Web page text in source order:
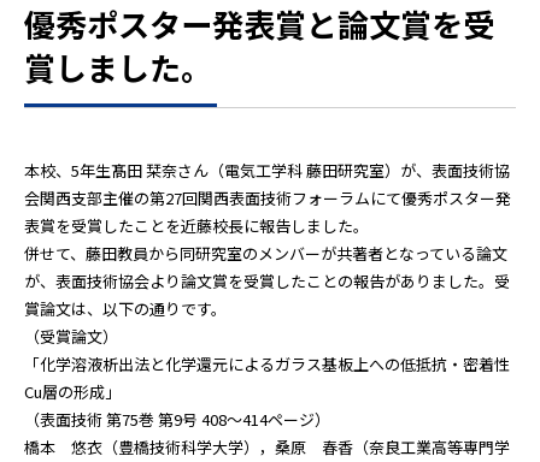
優秀ポスター発表賞と論文賞を受
賞しました。
本校、5年生髙田 栞奈さん（電気工学科 藤田研究室）が、表面技術協
会関西支部主催の第27回関西表面技術フォーラムにて優秀ポスター発
表賞を受賞したことを近藤校長に報告しました。
併せて、藤田教員から同研究室のメンバーが共著者となっている論文
が、表面技術協会より論文賞を受賞したことの報告がありました。受
賞論文は、以下の通りです。
（受賞論文）
「化学溶液析出法と化学還元によるガラス基板上への低抵抗・密着性
Cu層の形成」
（表面技術 第75巻 第9号 408～414ページ）
橋本 悠衣（豊橋技術科学大学），桑原 春香（奈良工業高等専門学